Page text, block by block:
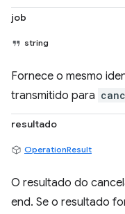
job
string
Fornece o mesmo
transmitido para
resultado
OperationResult
O resultado do
end. Se o resultado